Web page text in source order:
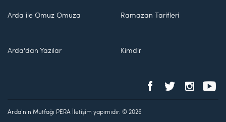
Arda ile Omuz Omuza Ramazan Tarifleri
Arda'dan Yazılar Kimdir
Arda'nın Mutfağı PERA İletişim yapımıdır. © 2026